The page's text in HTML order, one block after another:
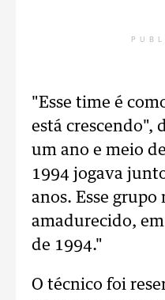
"Esse time é
está crescendo",
um ano e meio
1994 jogava
anos. Esse
amadurecido,
de 1994."
O técnico foi